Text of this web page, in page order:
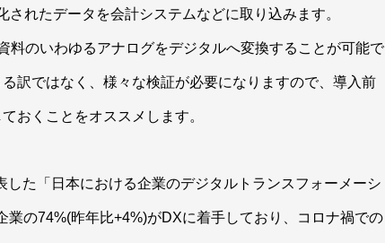
れたデータを会計システムなどに取り込みます。
料のいわゆるアナログをデジタルへ変換することが可能で
訳ではなく、様々な検証が必要になりますので、導入前
おくことをオススメします。
た「日本における企業のデジタルトランスフォーメーシ
の74%(昨年比+4%)がDXに着手しており、コロナ禍での